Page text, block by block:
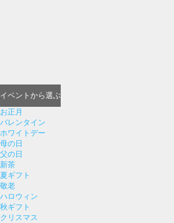
イベント から選ぶ
お正月
バレンタイン
ホワイトデー
母の日
父の日
新茶
夏ギフト
敬老
ハロウィン
秋ギフト
クリスマス